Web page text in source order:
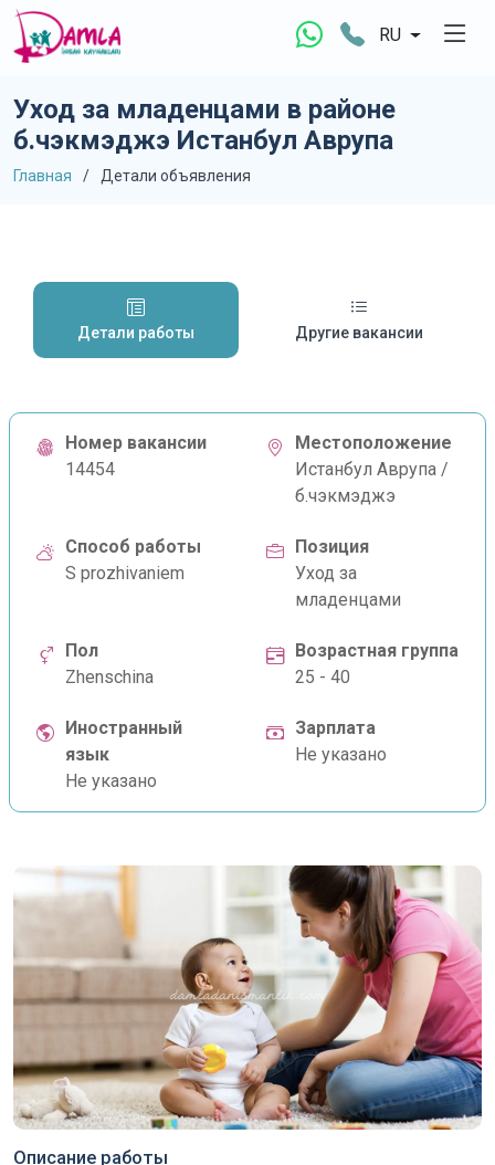
RU
Уход за младенцами в районе
б.чэкмэджэ Истанбул Аврупа
Главная Детали объявления
Детали работы Другие вакансии
Номер вакансии
14454
Местоположение
Истанбул Аврупа /
б.чэкмэджэ
Способ работы
S prozhivaniem
Позиция
Уход за
младенцами
Пол
Zhenschina
Возрастная группа
25 - 40
Иностранный
язык
Не указано
Зарплата
Не указано
Описание работы